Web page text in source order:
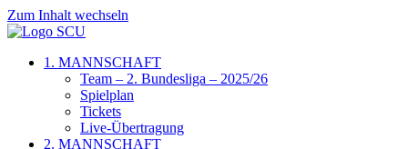
Zum Inhalt wechseln
1. MANNSCHAFT
Team – 2. Bundesliga – 2025/26
Spielplan
Tickets
Live-Übertragung
2. MANNSCHAFT